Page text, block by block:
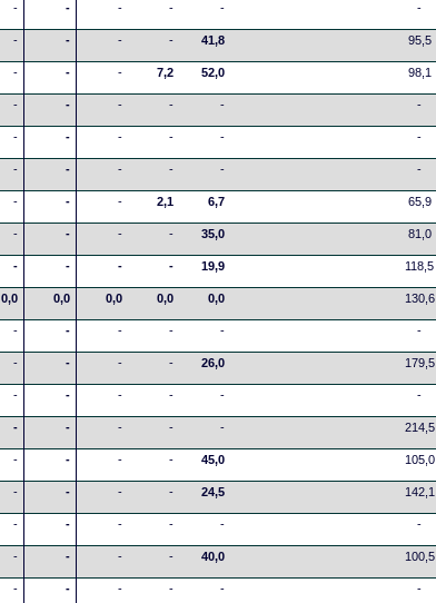
- - - - - -
- - - - 41,8 95,5
- - - 7,2 52,0 98,1
- - - - - -
- - - - - -
- - - - - -
- - - 2,1 6,7 65,9
- - - - 35,0 81,0
- - - - 19,9 118,5
0,0 0,0 0,0 0,0 0,0 130,6
- - - - - -
- - - - 26,0 179,5
- - - - - -
- - - - - 214,5
- - - - 45,0 105,0
- - - - 24,5 142,1
- - - - - -
- - - - 40,0 100,5
- - - - - -